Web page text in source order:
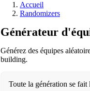
Accueil
Randomizers
Générateur
Générez des équipes
building.
Toute la génération se fait